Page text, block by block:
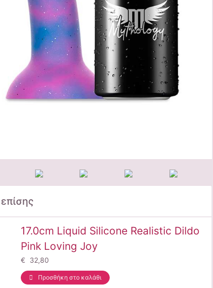
17.0cm Liquid Silicone Realistic Dildo
Pink Loving Joy
€ 32,80
Προσθήκη στο καλάθι